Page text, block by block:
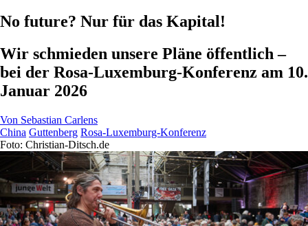
No future? Nur für das Kapital!
Wir schmieden unsere Pläne öffentlich –
bei der Rosa-Luxemburg-Konferenz am 10.
Januar 2026
Von Sebastian Carlens
China Guttenberg Rosa-Luxemburg-Konferenz
Foto: Christian-Ditsch.de